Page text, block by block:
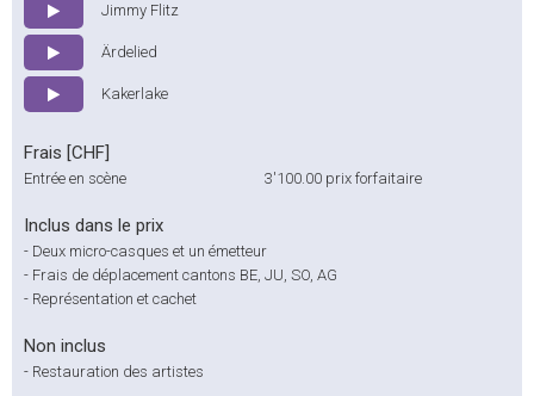
Jimmy Flitz
Ärdelied
Kakerlake
Frais [CHF]
Entrée en scène 3'100.00 prix forfaitaire
Inclus dans le prix
- Deux micro-casques et un émetteur
- Frais de déplacement cantons BE, JU, SO, AG
- Représentation et cachet
Non inclus
- Restauration des artistes